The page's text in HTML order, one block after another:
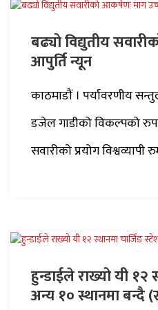
बढ्यो विद्युतीय
आपुर्ति न्यून
काठमाडौं । पर्यावरणीय
डजेल गाडीको विकल्पको
सवारीको प्रयोग विश्वव्यापी
हुन्डाईले राख्यो यी १२
अन्य १० स्थानमा बन्दै